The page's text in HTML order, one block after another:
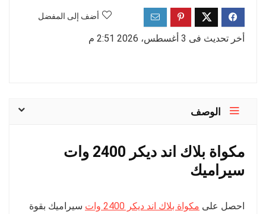
أضف إلى المفضل
أخر تحديث فى 3 أغسطس، 2026 2:51 م
الوصف
مكواة بلاك اند ديكر 2400 وات
سيراميك
احصل على مكواة بلاك اند ديكر 2400 وات
سيراميك بقوة